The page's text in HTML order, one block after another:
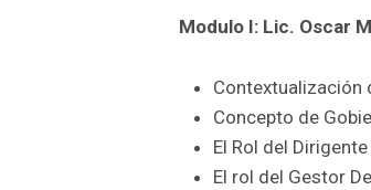
Modulo I: Lic. Oscar
Contextualización
Concepto de
El Rol del
El rol del Gestor